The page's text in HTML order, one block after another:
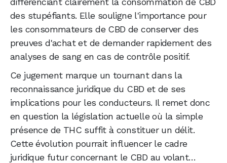
des stupéfiants. Elle souligne l'importance pour
les consommateurs de CBD de conserver des
preuves d'achat et de demander rapidement des
analyses de sang en cas de contrôle positif.
Ce jugement marque un tournant dans la
reconnaissance juridique du CBD et de ses
implications pour les conducteurs. Il remet donc
en question la législation actuelle où la simple
présence de THC suffit à constituer un délit.
Cette évolution pourrait influencer le cadre
juridique futur concernant le CBD au volant…